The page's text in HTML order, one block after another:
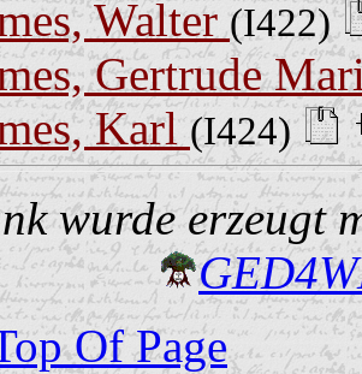
Walter(I422)
Gertrude
Karl(I424)
wurde erzeugt
Of Page